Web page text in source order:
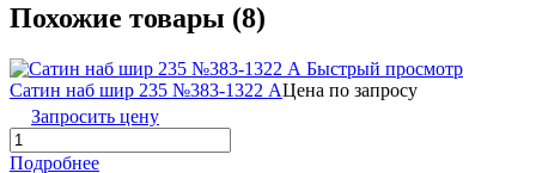
Похожие товары (8)
Быстрый просмотр
Сатин наб шир 235 №383-1322 АЦена по запросу
Запросить цену
Подробнее